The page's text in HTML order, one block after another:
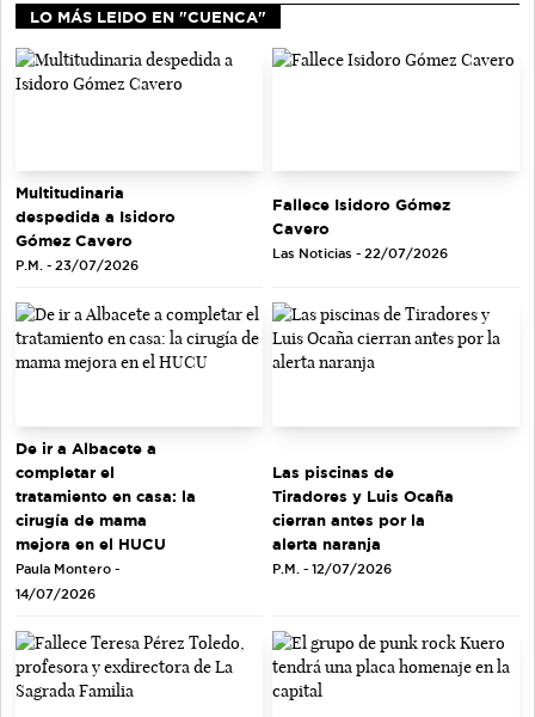
LO MÁS LEIDO EN "CUENCA"
Multitudinaria
despedida a Isidoro
Gómez Cavero
P.M. - 23/07/2026
Fallece Isidoro Gómez
Cavero
Las Noticias - 22/07/2026
De ir a Albacete a
completar el
tratamiento en casa: la
cirugía de mama
mejora en el HUCU
Paula Montero -
14/07/2026
Las piscinas de
Tiradores y Luis Ocaña
cierran antes por la
alerta naranja
P.M. - 12/07/2026